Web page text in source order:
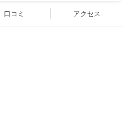
口コミ アクセス